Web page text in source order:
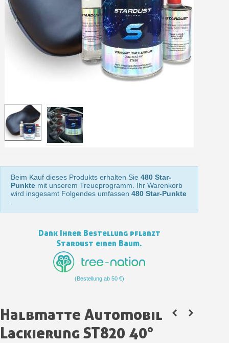
Ihr Online-Angebot
Teilen Sie Ihre Kreationen und
Sammeln Sie mit jeder
Rücksendung von
Zahlung in 4x gebührenfrei
Teilen Sie Ihre Kreationen und
Rabatt von 5€ auf
10€ Einkaufsgutschein
Beim Kauf dieses Produkts erhalten Sie 480 Star-
Punkte mit unserem Treueprogramm. Ihr Warenkorb
wird insgesamt Folgendes umfassen 480 Star-Punkte
Dank Ihrer Bestellung pflanzt
Stardust einen Baum.
(Bestellung ab 50 €)
Halbmatte Automobil
Lackierung ST820 40°